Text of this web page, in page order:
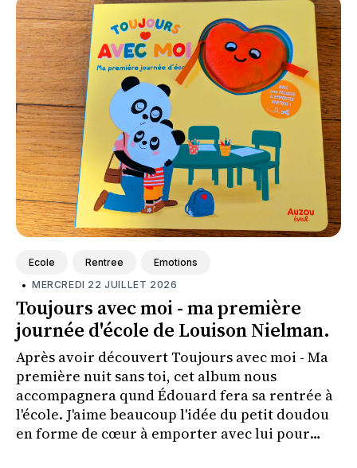
Ecole Rentree Emotions
• MERCREDI 22 JUILLET 2026
Toujours avec moi - ma première
journée d'école de Louison Nielman.
Après avoir découvert Toujours avec moi - Ma
première nuit sans toi, cet album nous
accompagnera qund Édouard fera sa rentrée à
l'école. J'aime beaucoup l'idée du petit doudou
en forme de cœur à emporter avec lui pour